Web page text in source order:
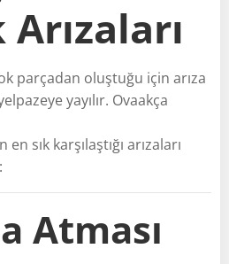
parçadan oluştuğu için arıza
yayılır. Ovaakça
sık karşılaştığı arızaları
Atması